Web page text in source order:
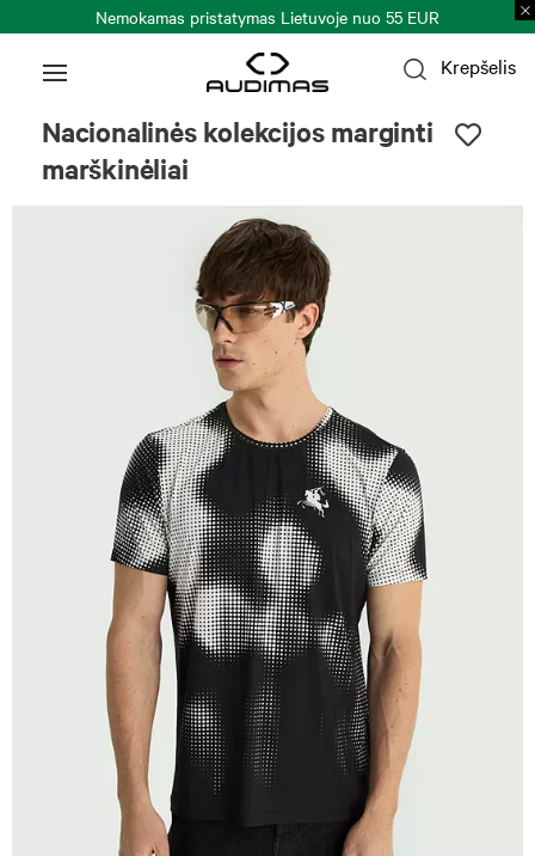
Nemokamas pristatymas Lietuvoje nuo 55 EUR
Krepšelis
Nacionalinės kolekcijos marginti
marškinėliai